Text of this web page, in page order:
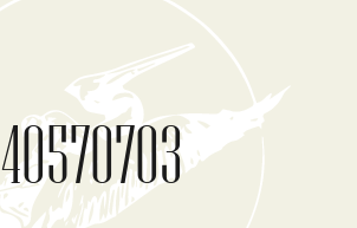
40570703